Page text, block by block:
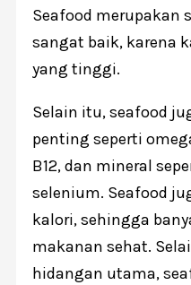
Seafood merupakan
sangat baik, karena
yang tinggi.
Selain itu, seafood
penting seperti
B12, dan mineral
selenium. Seafood
kalori, sehingga
makanan sehat.
hidangan utama,